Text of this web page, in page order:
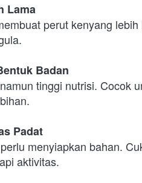
Lama
perut kenyang
Badan
tinggi nutrisi. Cocok
Padat
menyiapkan bahan.
aktivitas.